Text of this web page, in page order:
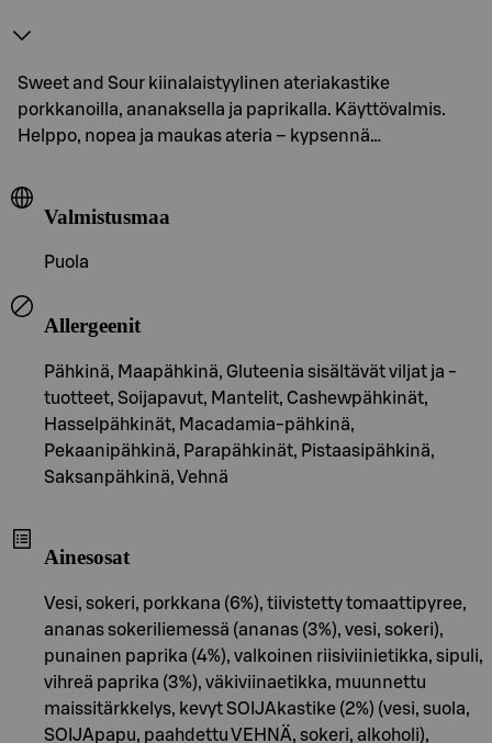
Sweet and Sour kiinalaistyylinen ateriakastike
porkkanoilla, ananaksella ja paprikalla. Käyttövalmis.
Helppo, nopea ja maukas ateria – kypsennä…
Valmistusmaa
Puola
Allergeenit
Pähkinä, Maapähkinä, Gluteenia sisältävät viljat ja -
tuotteet, Soijapavut, Mantelit, Cashewpähkinät,
Hasselpähkinät, Macadamia-pähkinä,
Pekaanipähkinä, Parapähkinät, Pistaasipähkinä,
Saksanpähkinä, Vehnä
Ainesosat
Vesi, sokeri, porkkana (6%), tiivistetty tomaattipyree,
ananas sokeriliemessä (ananas (3%), vesi, sokeri),
punainen paprika (4%), valkoinen riisiviinietikka, sipuli,
vihreä paprika (3%), väkiviinaetikka, muunnettu
maissitärkkelys, kevyt SOIJAkastike (2%) (vesi, suola,
SOIJApapu, paahdettu VEHNÄ, sokeri, alkoholi),